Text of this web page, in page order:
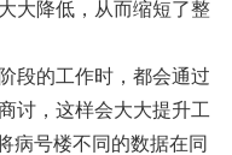
大降低，从而缩短了整
段的工作时，都会通过
讨，这样会大大提升工
病号楼不同的数据在同